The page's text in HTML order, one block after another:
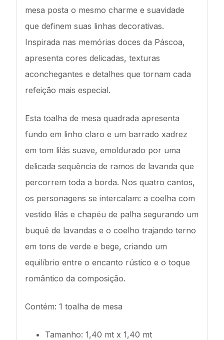
mesa posta o mesmo charme e suavidade
que definem suas linhas decorativas.
Inspirada nas memórias doces da Páscoa,
apresenta cores delicadas, texturas
aconchegantes e detalhes que tornam cada
refeição mais especial.
Esta toalha de mesa quadrada apresenta
fundo em linho claro e um barrado xadrez
em tom lilás suave, emoldurado por uma
delicada sequência de ramos de lavanda que
percorrem toda a borda. Nos quatro cantos,
os personagens se intercalam: a coelha com
vestido lilás e chapéu de palha segurando um
buquê de lavandas e o coelho trajando terno
em tons de verde e bege, criando um
equilíbrio entre o encanto rústico e o toque
romântico da composição.
Contém: 1 toalha de mesa
Tamanho: 1,40 mt x 1,40 mt